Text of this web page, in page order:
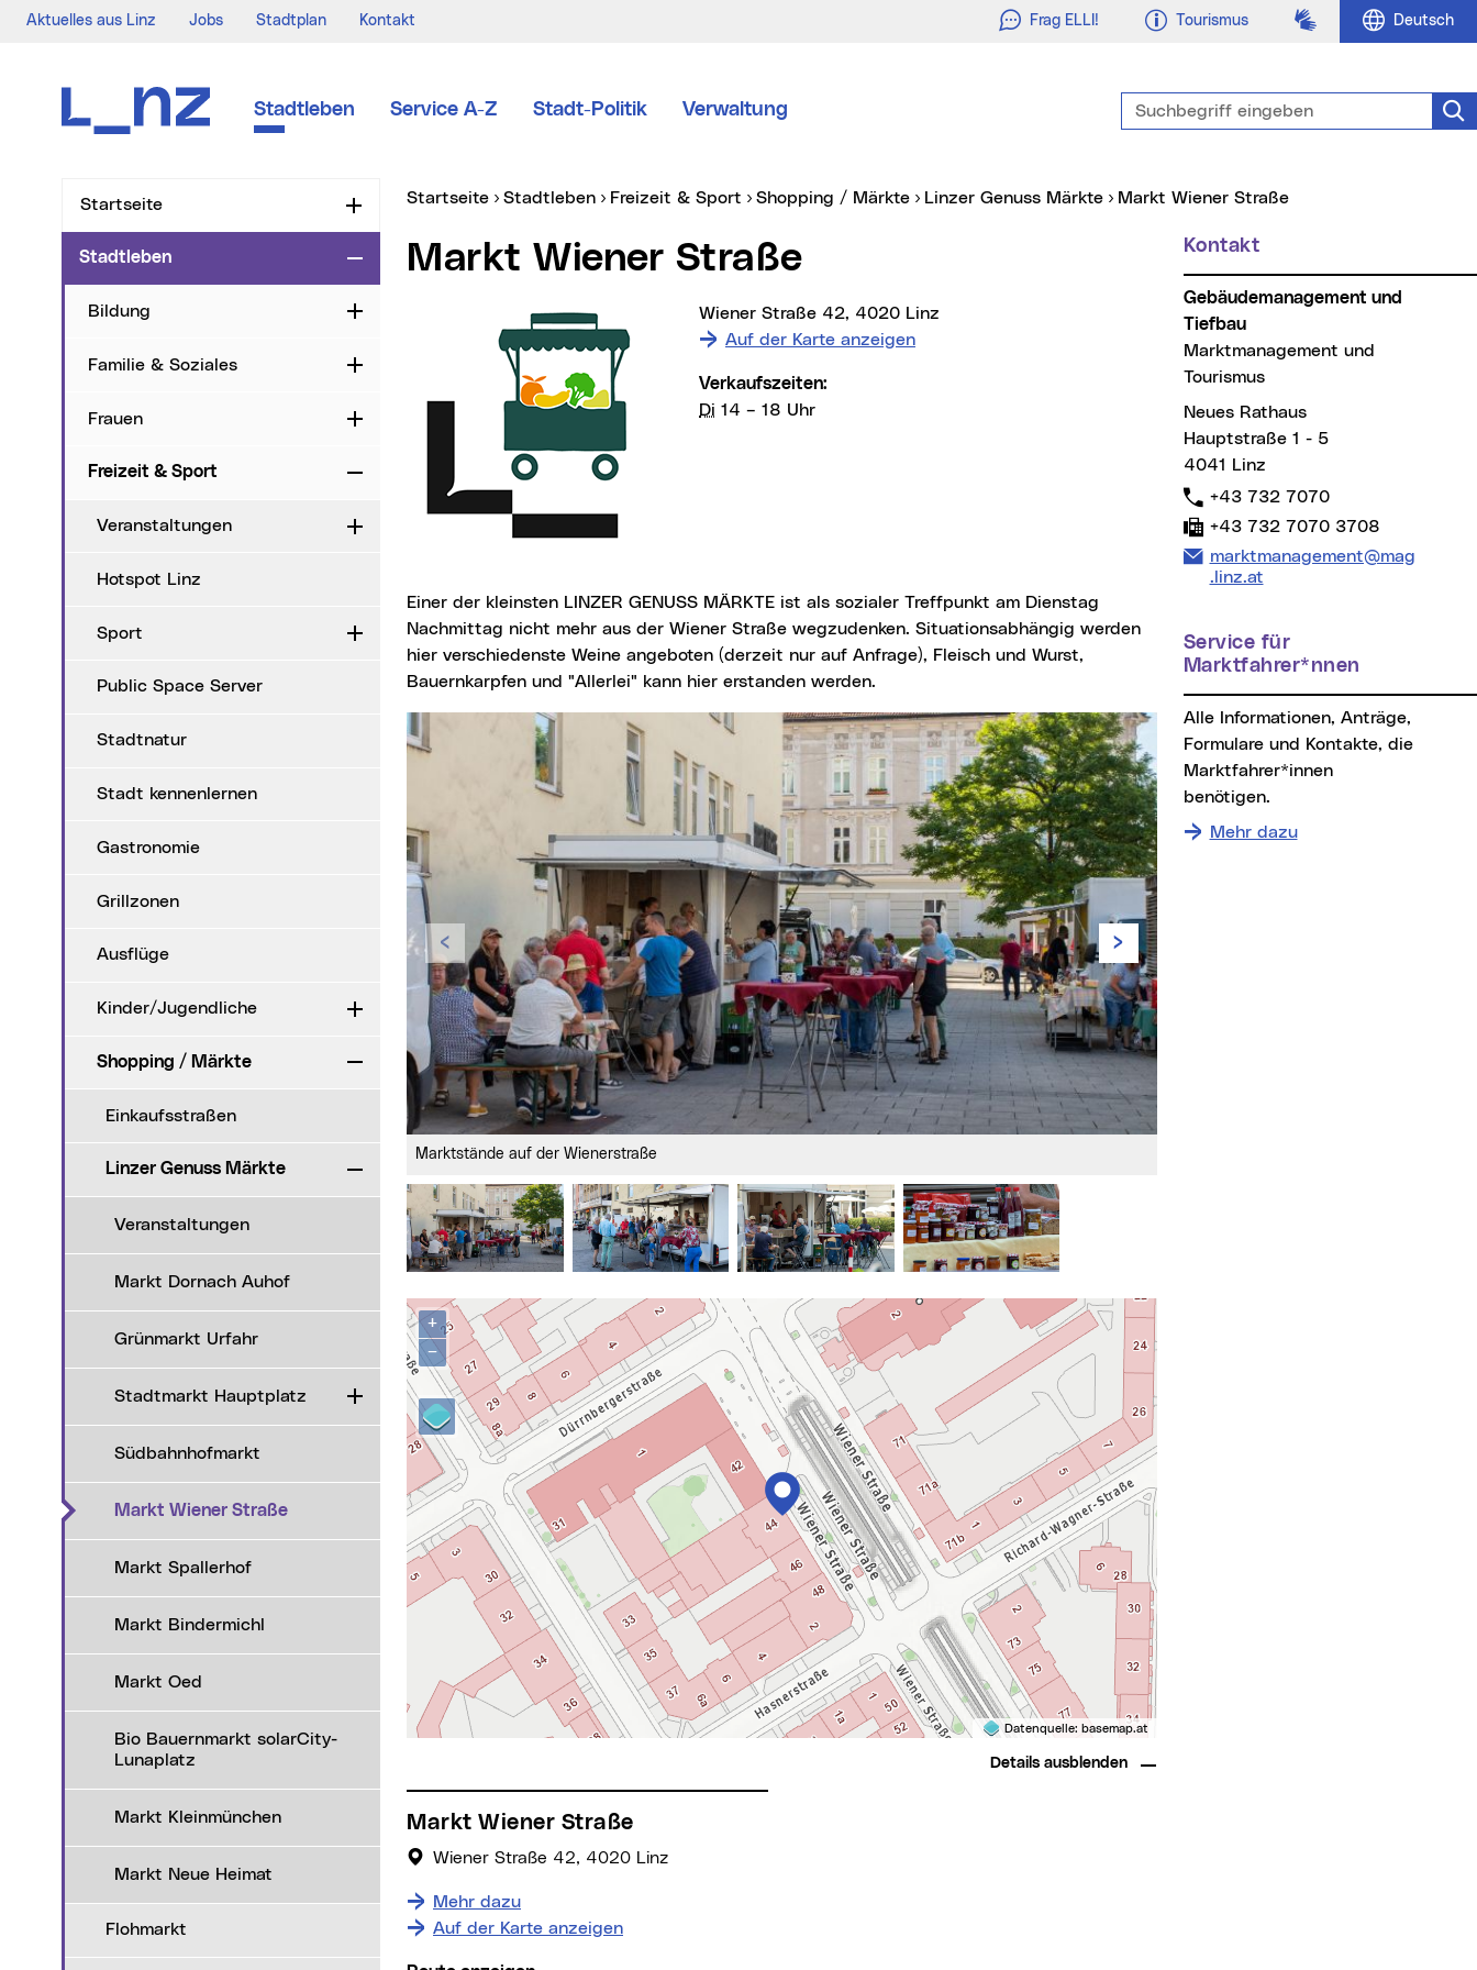
Aktuelles aus Linz Jobs Stadtplan Kontakt Frag ELLI! Tourismus Gebärdensprache
Deutsch
Stadtleben Service A-Z Stadt-Politik Verwaltung Suchbegriff eingeben
Startseite Aufklappen
Stadtleben Zuklappen
Bildung Aufklappen
Familie & Soziales Aufklappen
Frauen Aufklappen
Freizeit & Sport Zuklappen
Veranstaltungen Aufklappen
Hotspot Linz
Sport Aufklappen
Public Space Server
Stadtnatur
Stadt kennenlernen
Gastronomie
Grillzonen
Ausflüge
Kinder/Jugendliche Aufklappen
Shopping / Märkte Zuklappen
Einkaufsstraßen
Linzer Genuss Märkte Zuklappen
Veranstaltungen
Markt Dornach Auhof
Grünmarkt Urfahr
Stadtmarkt Hauptplatz Aufklappen
Südbahnhofmarkt
Markt Wiener Straße(aktueller Menüpunkt)
Markt Spallerhof
Markt Bindermichl
Markt Oed
Bio Bauernmarkt solarCity-
Lunaplatz
Markt Kleinmünchen
Markt Neue Heimat
Flohmarkt
Sie sind hier:
Startseite Stadtleben Freizeit & Sport Shopping / Märkte Linzer Genuss Märkte Markt Wiener Straße
Markt Wiener Straße
Wiener Straße 42, 4020 Linz
Auf der Karte anzeigen
Verkaufszeiten:
Di 14 – 18 Uhr
Einer der kleinsten LINZER GENUSS MÄRKTE ist als sozialer Treffpunkt am Dienstag
Nachmittag nicht mehr aus der Wiener Straße wegzudenken. Situationsabhängig werden
hier verschiedenste Weine angeboten (derzeit nur auf Anfrage), Fleisch und Wurst,
Bauernkarpfen und "Allerlei" kann hier erstanden werden.
Marktstände auf der Wienerstraße
Zurück Vor
Karte überspringen
+
−
Datenquelle: basemap.at
Details ausblenden
Markt Wiener Straße
Wiener Straße 42, 4020 Linz
Mehr dazu
Auf der Karte anzeigen
Kontakt
Gebäudemanagement und
Tiefbau
Marktmanagement und
Tourismus
Neues Rathaus
Hauptstraße 1 - 5
4041 Linz
Telefon:
+43 732 7070
Fax:
+43 732 7070 3708
E-Mail Adresse:
marktmanagement@mag
.linz.at
Service für
Marktfahrer*nnen
Alle Informationen, Anträge,
Formulare und Kontakte, die
Marktfahrer*innen
benötigen.
Mehr dazu